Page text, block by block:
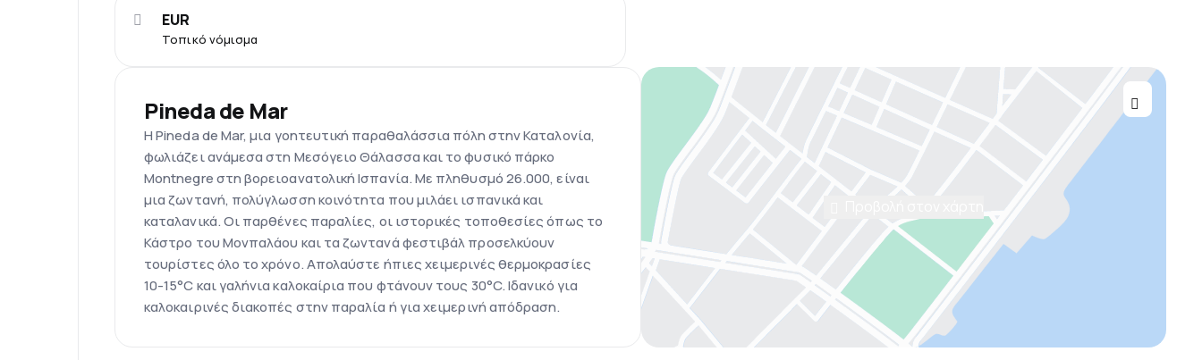
Τοπικό νόμισμα
EUR
Pineda de Mar
Η Pineda de Mar, μια γοητευτική παραθαλάσσια πόλη στην Καταλονία,
φωλιάζει ανάμεσα στη Μεσόγειο Θάλασσα και το φυσικό πάρκο
Montnegre στη βορειοανατολική Ισπανία. Με πληθυσμό 26.000, είναι
μια ζωντανή, πολύγλωσση κοινότητα που μιλάει ισπανικά και
καταλανικά. Οι παρθένες παραλίες, οι ιστορικές τοποθεσίες όπως το
Κάστρο του Μονπαλάου και τα ζωντανά φεστιβάλ προσελκύουν
τουρίστες όλο το χρόνο. Απολαύστε ήπιες χειμερινές θερμοκρασίες
10-15°C και γαλήνια καλοκαίρια που φτάνουν τους 30°C. Ιδανικό για
καλοκαιρινές διακοπές στην παραλία ή για χειμερινή απόδραση.